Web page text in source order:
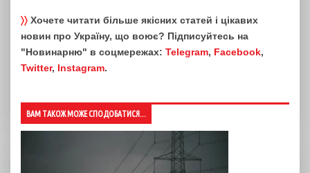
〉〉 Хочете читати більше якісних статей і цікавих
новин про Україну, що воює? Підписуйтесь на
"Новинарню" в соцмережах: Telegram, Facebook,
Twitter, Instagram.
ВАМ ТАКОЖ МОЖЕ СПОДОБАТИСЯ...